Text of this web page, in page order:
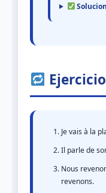
Je vais à la
Il parle de
Nous
revenons.